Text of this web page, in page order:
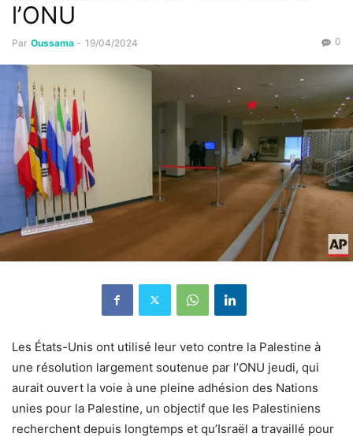
l’ONU
Par Oussama - 19/04/2024 0
Les États-Unis ont utilisé leur veto contre la Palestine à
une résolution largement soutenue par l’ONU jeudi, qui
aurait ouvert la voie à une pleine adhésion des Nations
unies pour la Palestine, un objectif que les Palestiniens
recherchent depuis longtemps et qu’Israël a travaillé pour